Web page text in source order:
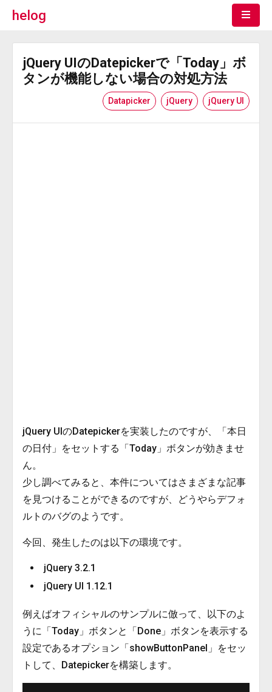
helog
jQuery UIのDatepickerで「Today」ボ
タンが機能しない場合の対処方法
Datapicker jQuery jQuery UI
jQuery UIのDatepickerを実装したのですが、「本日
の日付」をセットする「Today」ボタンが効きませ
ん。
少し調べてみると、本件についてはさまざまな記事
を見つけることができるのですが、どうやらデフォ
ルトのバグのようです。
今回、発生したのは以下の環境です。
jQuery 3.2.1
jQuery UI 1.12.1
例えばオフィシャルのサンプルに倣って、以下のよ
うに「Today」ボタンと「Done」ボタンを表示する
設定であるオプション「showButtonPanel」をセッ
トして、Datepickerを構築します。